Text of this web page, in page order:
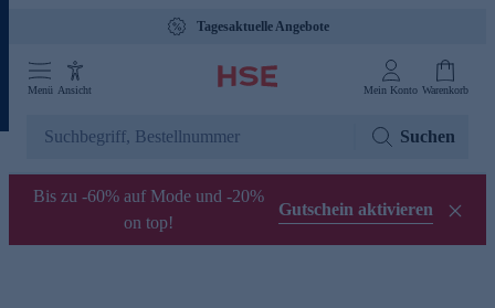
Tagesaktuelle Angebote
Menü Ansicht Mein Konto Warenkorb
Suchen
Bis zu -60% auf Mode und -20%
on top!
Gutschein aktivieren